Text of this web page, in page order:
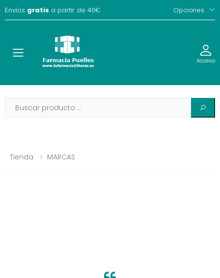
Envíos gratis a partir de 40€ Opciones
Toggle Acceso
Tienda MARCAS